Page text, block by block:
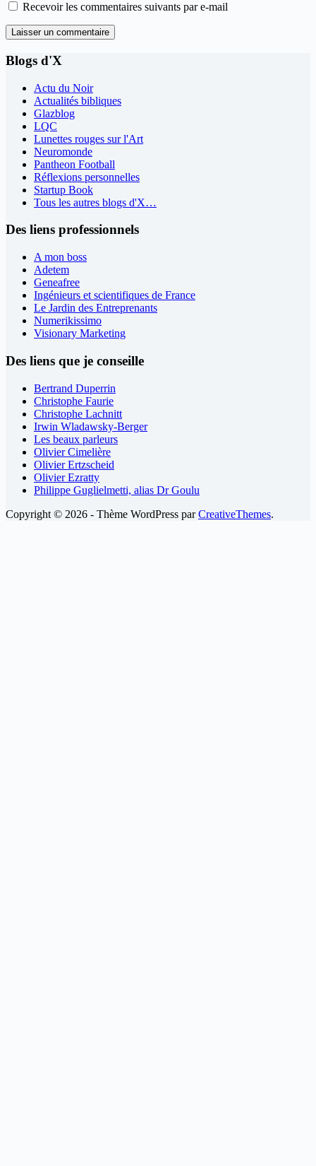
Recevoir les commentaires suivants par e-mail
Laisser un commentaire
Blogs d'X
Actu du Noir
Actualités bibliques
Glazblog
LQC
Lunettes rouges sur l'Art
Neuromonde
Pantheon Football
Réflexions personnelles
Startup Book
Tous les autres blogs d'X…
Des liens professionnels
A mon boss
Adetem
Geneafree
Ingénieurs et scientifiques de France
Le Jardin des Entreprenants
Numerikissimo
Visionary Marketing
Des liens que je conseille
Bertrand Duperrin
Christophe Faurie
Christophe Lachnitt
Irwin Wladawsky-Berger
Les beaux parleurs
Olivier Cimelière
Olivier Ertzscheid
Olivier Ezratty
Philippe Guglielmetti, alias Dr Goulu
Copyright © 2026 - Thème WordPress parCreativeThemes.